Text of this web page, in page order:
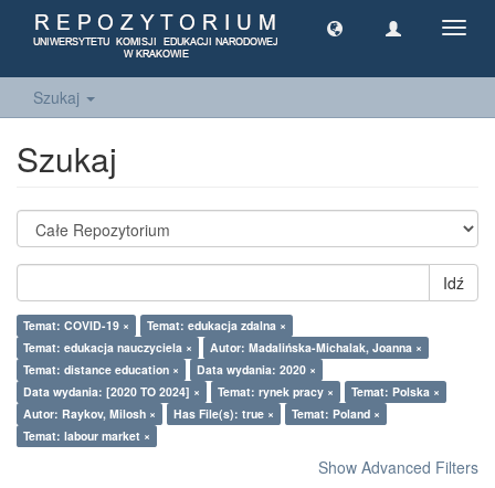
Szukaj
Szukaj
Idź
Temat: COVID-19 ×
Temat: edukacja zdalna ×
Temat: edukacja nauczyciela ×
Autor: Madalińska-Michalak, Joanna ×
Temat: distance education ×
Data wydania: 2020 ×
Data wydania: [2020 TO 2024] ×
Temat: rynek pracy ×
Temat: Polska ×
Autor: Raykov, Milosh ×
Has File(s): true ×
Temat: Poland ×
Temat: labour market ×
Show Advanced Filters